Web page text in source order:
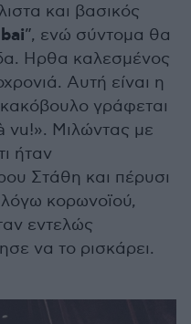
και βασικός
”, ενώ σύντομα θα
Hρθα καλεσμένος
Αυτή είναι η
γράφεται
vu!». Μιλώντας με
ήταν
Στάθη και πέρυσι
κορωνοϊού,
εντελώς
να το ρισκάρει.